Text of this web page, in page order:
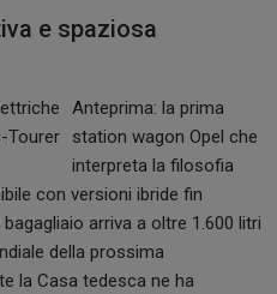
e spaziosa
Anteprima: la prima
station wagon Opel che
interpreta la filosofia
con versioni ibride fin
arriva a oltre 1.600 litri
della prossima
la Casa tedesca ne ha